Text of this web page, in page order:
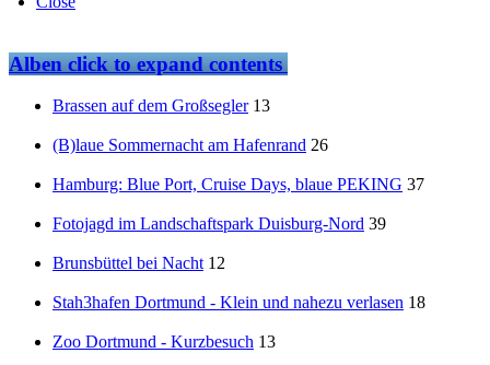
Albenclick to expand contents
Brassen auf dem Großsegler 13
(B)laue Sommernacht am Hafenrand 26
Hamburg: Blue Port, Cruise Days, blaue PEKING 37
Fotojagd im Landschaftspark Duisburg-Nord 39
Brunsbüttel bei Nacht 12
Stah3hafen Dortmund - Klein und nahezu verlasen 18
Zoo Dortmund - Kurzbesuch 13